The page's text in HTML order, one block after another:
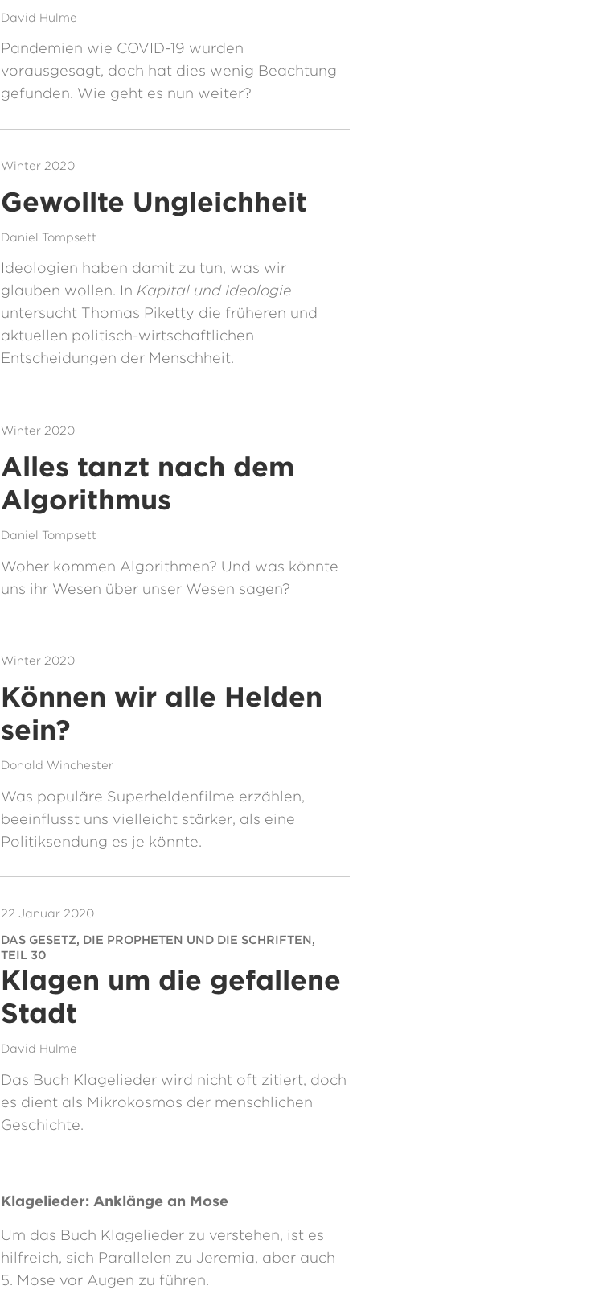
David Hulme
Pandemien wie COVID-19 wurden
vorausgesagt, doch hat dies wenig Beachtung
gefunden. Wie geht es nun weiter?
Winter 2020
Gewollte Ungleichheit
Daniel Tompsett
Ideologien haben damit zu tun, was wir
glauben wollen. In Kapital und Ideologie
untersucht Thomas Piketty die früheren und
aktuellen politisch-wirtschaftlichen
Entscheidungen der Menschheit.
Winter 2020
Alles tanzt nach dem
Algorithmus
Daniel Tompsett
Woher kommen Algorithmen? Und was könnte
uns ihr Wesen über unser Wesen sagen?
Winter 2020
Können wir alle Helden
sein?
Donald Winchester
Was populäre Superheldenfilme erzählen,
beeinflusst uns vielleicht stärker, als eine
Politiksendung es je könnte.
22 Januar 2020
DAS GESETZ, DIE PROPHETEN UND DIE SCHRIFTEN,
TEIL 30
Klagen um die gefallene
Stadt
David Hulme
Das Buch Klagelieder wird nicht oft zitiert, doch
es dient als Mikrokosmos der menschlichen
Geschichte.
Klagelieder: Anklänge an Mose
Um das Buch Klagelieder zu verstehen, ist es
hilfreich, sich Parallelen zu Jeremia, aber auch
5. Mose vor Augen zu führen.